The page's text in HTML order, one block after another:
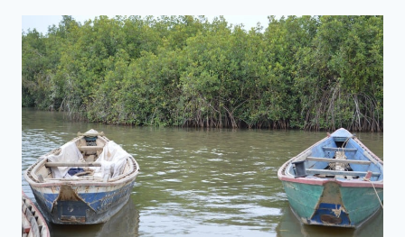
ÉNERGIE
ET
INITIATIVES
DURABLES
AU
SÉNÉGAL